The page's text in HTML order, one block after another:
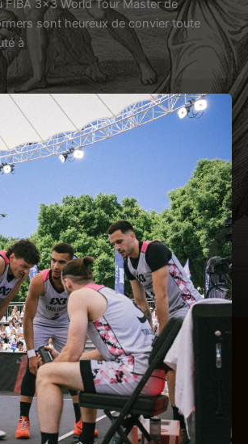
FIBA 3×3 World Tour Master de
sont heureux de convier toute
à